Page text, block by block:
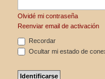
Olvidé mi contraseña
Reenviar email de activación
Recordar
Ocultar mi estado de